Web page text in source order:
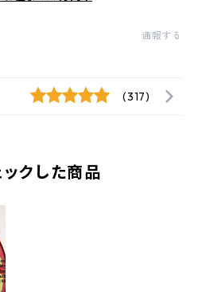
通報する
(317)
クした商品